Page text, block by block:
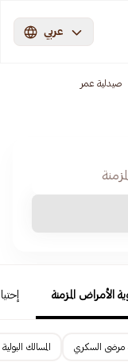
عربي
صيدلية عمر
الأمراض المزمنة
مرضى السكري المسالك البولية